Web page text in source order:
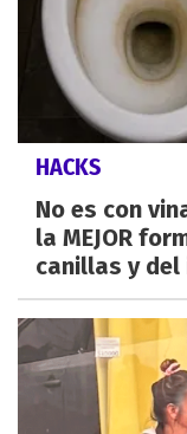
HACKS
No es con
la MEJOR
canillas y del